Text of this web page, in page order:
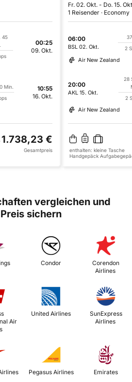
45
00:25
09. Okt.
Min.
10:55
16. Okt.
1.738,23 €
Gesamtpreis
Fr. 02. Okt. - Do. 15.
1 Reisender
Economy
06:00
BSL 02. Okt.
2
Air New Zealand
20:00
AKL 15. Okt.
28
2
Air New Zealand
enthalten: kleine Tasche
Handgepäck
vergleichen und
sichern
Condor
Corendon
Airlines
Air
United Airlines
Airlines
Austrian Airlines Emirates